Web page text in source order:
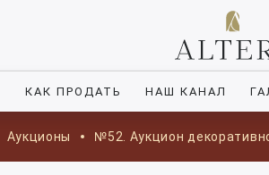
КАК ПРОДАТЬ НАШ КАНАЛ
Аукционы №52. Аукцион